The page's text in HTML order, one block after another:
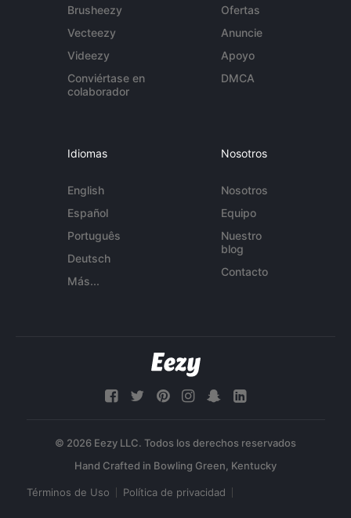
Brusheezy
Vecteezy
Videezy
Conviértase en
colaborador
Ofertas
Anuncie
Apoyo
DMCA
Idiomas
English
Español
Português
Deutsch
Más...
Nosotros
Nosotros
Equipo
Nuestro
blog
Contacto
© 2026 Eezy LLC. Todos los derechos reservados
Términos de Uso Política de privacidad